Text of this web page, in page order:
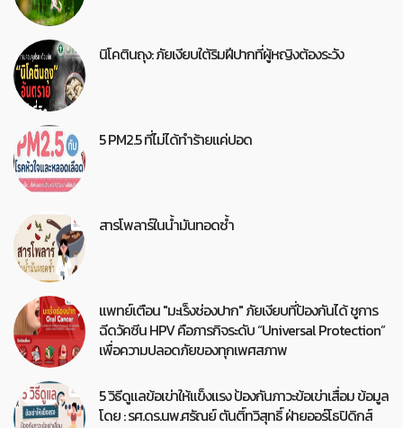
นิโคตินถุง: ภัยเงียบใต้ริมฝีปากที่ผู้หญิงต้องระวัง
5 PM2.5 ที่ไม่ได้ทำร้ายแค่ปอด
สารโพลาร์ในน้ำมันทอดซ้ำ
แพทย์เตือน "มะเร็งช่องปาก" ภัยเงียบที่ป้องกันได้ ชูการ
ฉีดวัคซีน HPV คือภารกิจระดับ “Universal Protection”
เพื่อความปลอดภัยของทุกเพศสภาพ
5 วิธีดูแลข้อเข่าให้แข็งแรง ป้องกันภาวะข้อเข่าเสื่อม ข้อมูล
โดย : รศ.ดร.นพ.ศรัณย์ ตันติ์ทวิสุทธิ์ ฝ่ายออร์โธปิดิกส์